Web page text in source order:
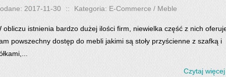
2017-11-30 :: Kategoria: E-Commerce / Meble
obliczu istnienia bardzo dużej ilości firm, niewielka część z nich
powszechny dostęp do mebli jakimi są stoły przyścienne z szafką i
Czytaj